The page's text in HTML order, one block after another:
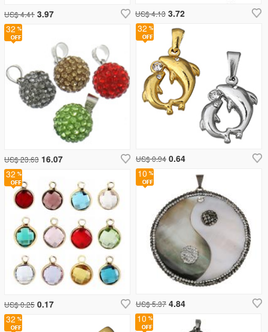
32
US$ 0.25 0.17
32
US$ 23.63 16.07
32
US$ 0.94 0.64
32
US$ 4.13 3.72
10
US$ 5.37 4.84
10
US$ 4.41 3.97